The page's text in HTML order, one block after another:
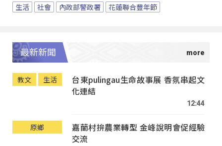
生活 社會 內政部警政署 花蓮聯合豐年節
最新新聞
教文 生活
台東pulingau生命故事展 香氛串起文
化連結
12:44
原鄉
嘉蘭村拚農業轉型 金峰說明會促經驗
交流